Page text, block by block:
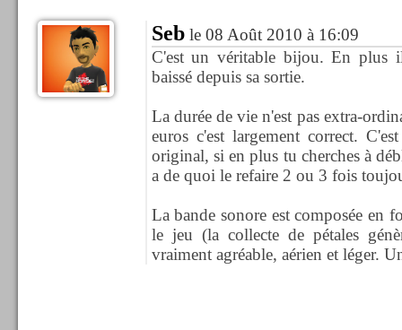
Seble 08 Août 2010 à 16:09
C'est un véritable bijou. En plus
baissé depuis sa sortie.
La durée de vie n'est pas extra-
euros c'est largement correct.
original, si en plus tu cherches à
a de quoi le refaire 2 ou 3 fois
La bande sonore est composée en
le jeu (la collecte de pétales
vraiment agréable, aérien et léger.